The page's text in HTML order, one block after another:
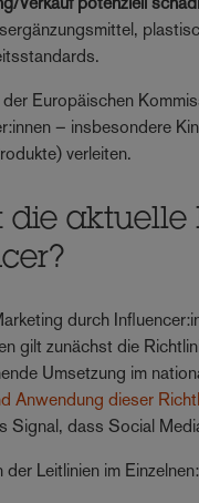
Europäischen
– insbesondere
verleiten.
die
durch
gilt zunächst die
Umsetzung im
Anwendung dieser
Signal, dass Social
der Leitlinien im Einzelnen: